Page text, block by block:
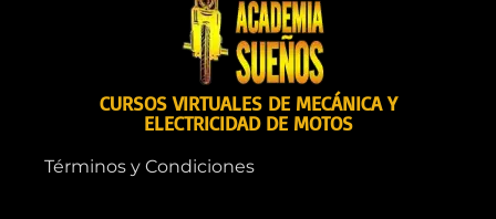
CURSOS VIRTUALES DE MECÁNICA Y
ELECTRICIDAD DE MOTOS
Términos y Condiciones